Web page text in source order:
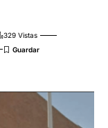
329 Vistas